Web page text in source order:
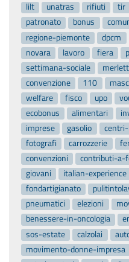
lilt
unatras rifiuti tir
patronato
bonus
regione-piemonte
dpcm
novara
lavoro fiera
settimana-sociale
convenzione
110
welfare
fisco upo
ecobonus
alimentari
imprese
gasolio
fotografi
carrozzerie
convenzioni
contributi-a-
giovani
italian-experience
fondartigianato
pneumatici
elezioni
benessere-in-oncologia
sos-estate
calzolai
movimento-donne-impresa